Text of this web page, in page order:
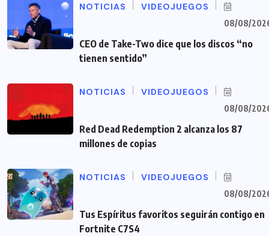
NOTICIAS VIDEOJUEGOS
08/08/
CEO de Take-Two dice que los discos “no
tienen sentido”
NOTICIAS VIDEOJUEGOS
08/08/
Red Dead Redemption 2 alcanza los 87
millones de copias
NOTICIAS VIDEOJUEGOS
08/08/
Tus Espíritus favoritos seguirán contigo en
Fortnite C7S4